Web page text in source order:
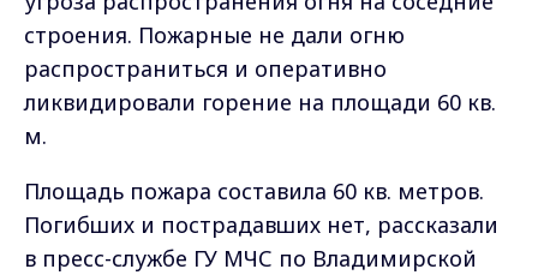
строения. Пожарные не дали огню
распространиться и оперативно
ликвидировали горение на площади 60 кв.
м.
Площадь пожара составила 60 кв. метров.
Погибших и пострадавших нет, рассказали
в пресс-службе ГУ МЧС по Владимирской